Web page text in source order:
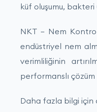
küf oluşumu, bakteri
NKT – Nem
endüstriyel nem
verimliliğinin
performanslı
Daha fazla bilgi için